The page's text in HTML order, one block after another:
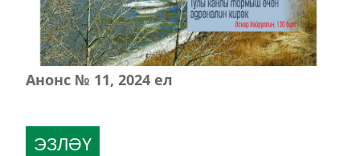
Анонс № 11, 2024 ел
ЭЗЛӘҮ